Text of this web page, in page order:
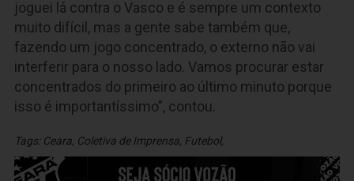
joguei lá contra o Vasco e é sempre um contexto
muito difícil, mas a gente sabe também que,
fazendo um jogo concentrado, o externo não vai
interferir para o nosso lado. Vamos procurar estar
concentrados do primeiro ao último minuto porque
isso é importantíssimo”, contou.
Tags: Ceara Coletiva de Imprensa Futebol,